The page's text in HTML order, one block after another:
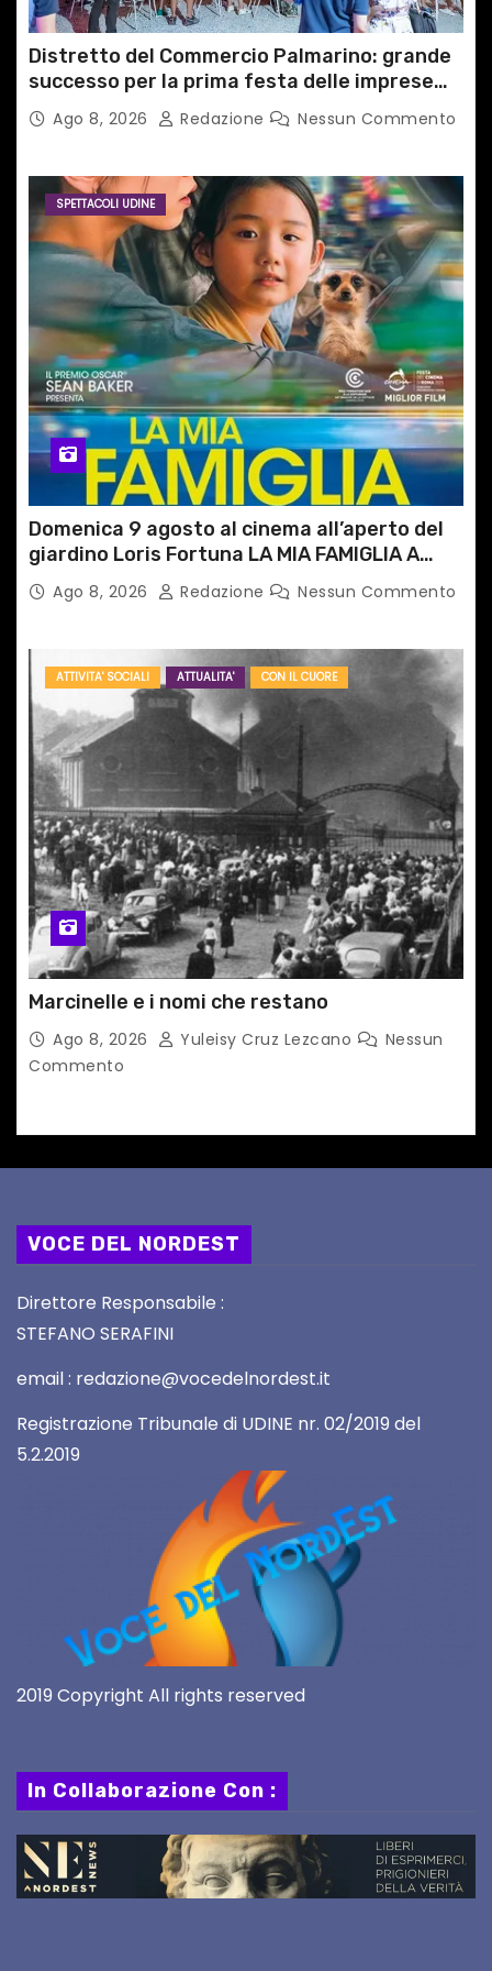
Distretto del Commercio Palmarino: grande
successo per la prima festa delle imprese
del territorio
Ago 8, 2026 Redazione Nessun Commento
SPETTACOLI UDINE
Domenica 9 agosto al cinema all’aperto del
giardino Loris Fortuna LA MIA FAMIGLIA A
TAIPEIAgo 8, 2026 Redazione Nessun Commento
ATTIVITA' SOCIALI ATTUALITA' CON IL CUORE
Marcinelle e i nomi che restano
Ago 8, 2026 Yuleisy Cruz Lezcano
Nessun
Commento
VOCE DEL NORDEST
Direttore Responsabile :
STEFANO SERAFINI
email : redazione@vocedelnordest.it
Registrazione Tribunale di UDINE nr. 02/2019 del
5.2.2019
2019 Copyright All rights reserved
In Collaborazione Con :